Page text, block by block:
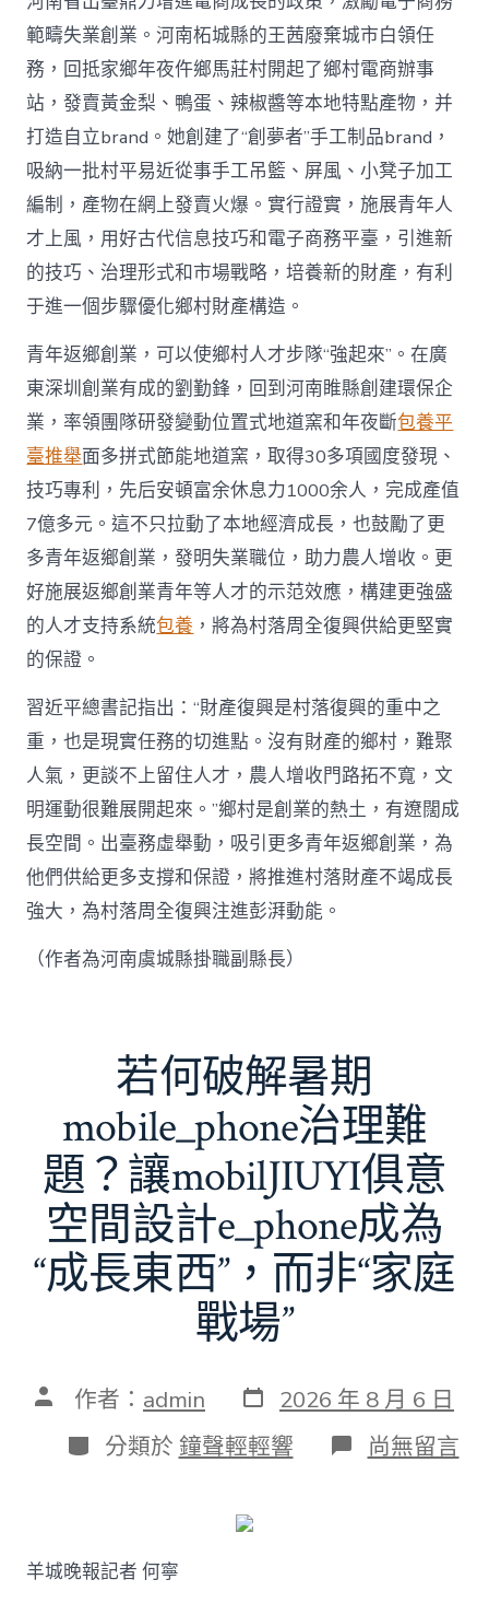
範疇失業創業。河南柘城縣的王茜廢棄城市白領任
務，回抵家鄉年夜仵鄉馬莊村開起了鄉村電商辦事
站，發賣黃金梨、鴨蛋、辣椒醬等本地特點產物，并
打造自立brand。她創建了“創夢者”手工制品brand，
吸納一批村平易近從事手工吊籃、屏風、小凳子加工
編制，產物在網上發賣火爆。實行證實，施展青年人
才上風，用好古代信息技巧和電子商務平臺，引進新
的技巧、治理形式和市場戰略，培養新的財產，有利
于進一個步驟優化鄉村財產構造。
青年返鄉創業，可以使鄉村人才步隊“強起來”。在廣
東深圳創業有成的劉勤鋒，回到河南睢縣創建環保企
業，率領團隊研發變動位置式地道窯和年夜斷包養平
臺推舉面多拼式節能地道窯，取得30多項國度發現、
技巧專利，先后安頓富余休息力1000余人，完成產值
7億多元。這不只拉動了本地經濟成長，也鼓勵了更
多青年返鄉創業，發明失業職位，助力農人增收。更
好施展返鄉創業青年等人才的示范效應，構建更強盛
的人才支持系統包養 ，將為村落周全復興供給更堅實
的保證。
習近平總書記指出：“財產復興是村落復興的重中之
重，也是現實任務的切進點。沒有財產的鄉村，難聚
人氣，更談不上留住人才，農人增收門路拓不寬，文
明運動很難展開起來。”鄉村是創業的熱土，有遼闊成
長空間。出臺務虛舉動，吸引更多青年返鄉創業，為
他們供給更多支撐和保證，將推進村落財產不竭成長
強大，為村落周全復興注進彭湃動能。
（作者為河南虞城縣掛職副縣長）
若何破解暑期
mobile_phone治理難
題？讓mobilJIUYI俱意
空間設計e_phone成為
“成長東西”，而非“家庭
戰場”
文 作者： admin 發
表
日
期
2026 年 8 月 6 日
分
類
分類於 鐘聲輕輕響 在
〈若
尚無留言
羊城晚報記者 何寧